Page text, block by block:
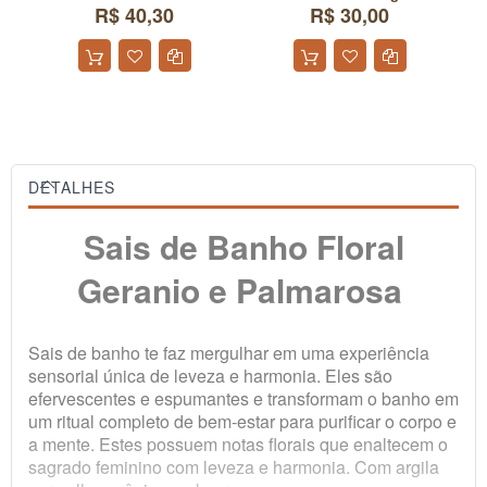
R$ 40,30 R$ 30,00
DETALHES
Sais de Banho Floral
Geranio e Palmarosa
Sais de banho te faz mergulhar em uma experiência
sensorial única de leveza e harmonia. Eles são
efervescentes e espumantes e transformam o banho em
um ritual completo de bem-estar para purificar o corpo e
a mente. Estes possuem notas florais que enaltecem o
sagrado feminino com leveza e harmonia. Com argila